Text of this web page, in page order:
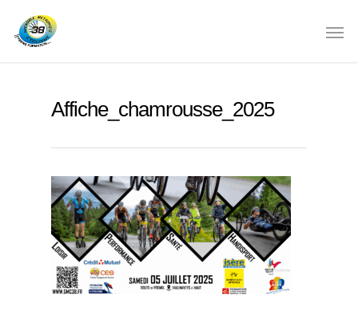
Affiche_chamrousse_2025